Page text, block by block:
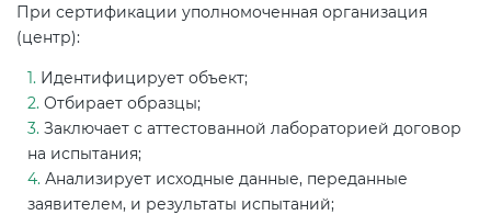
При сертификации уполномоченная организация
(центр):
Идентифицирует объект;
Отбирает образцы;
Заключает с аттестованной лабораторией договор
на испытания;
Анализирует исходные данные, переданные
заявителем, и результаты испытаний;